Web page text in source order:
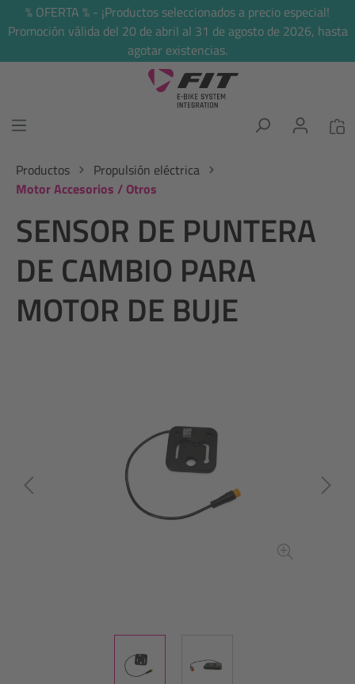
principal
% OFERTA % - ¡Productos seleccionados a precio especial!
Promoción válida del 20 de abril al 31 de agosto de 2026, hasta
agotar existencias.
Productos
Propulsión eléctrica
Motor Accesorios / Otros
SENSOR DE PUNTERA
DE CAMBIO PARA
MOTOR DE BUJE